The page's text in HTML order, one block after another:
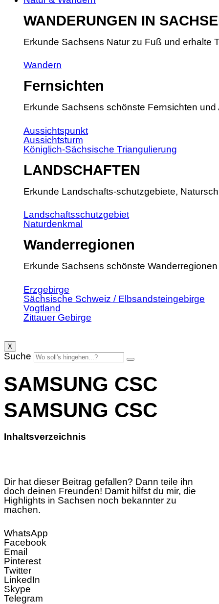
WANDERUNGEN IN
Erkunde Sachsens Natur zu Fuß und erhalte
Wandern
Fernsichten
Erkunde Sachsens schönste Fernsichten und
Aussichtspunkt
Aussichtsturm
Königlich-Sächsische Triangulierung
LANDSCHAFTEN
Erkunde Landschafts-schutzgebiete,
Landschaftsschutzgebiet
Naturdenkmal
Wanderregionen
Erkunde Sachsens schönste Wanderregionen
Erzgebirge
Sächsische Schweiz / Elbsandsteingebirge
Vogtland
Zittauer Gebirge
X
Suche
SAMSUNG CSC
SAMSUNG CSC
Inhaltsverzeichnis
Dir hat dieser Beitrag gefallen? Dann teile ihn
doch deinen Freunden! Damit hilfst du mir, die
Highlights in Sachsen noch bekannter zu
machen.
WhatsApp
Facebook
Email
Pinterest
Twitter
LinkedIn
Skype
Telegram